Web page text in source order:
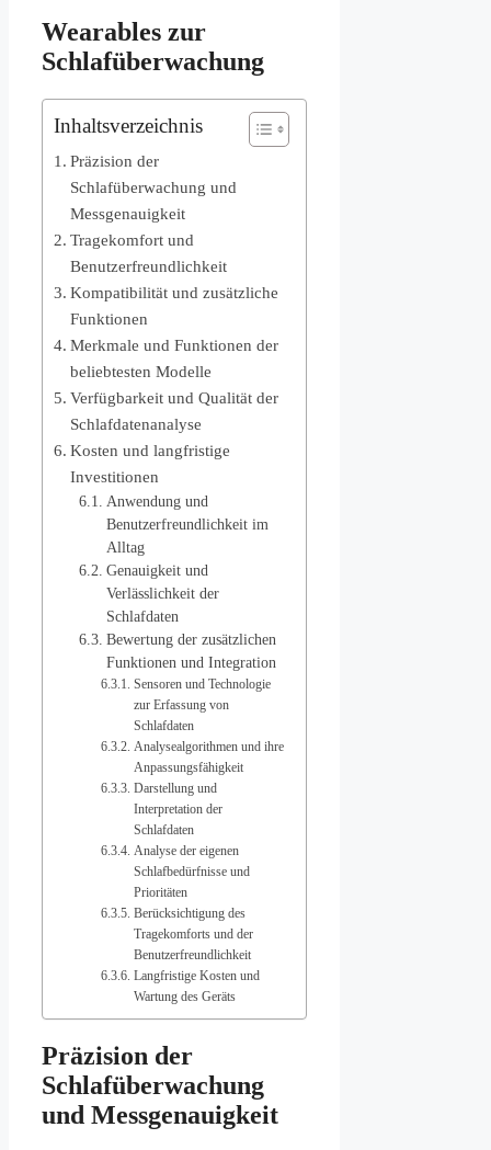
Wearables zur
Schlafüberwachung
Inhaltsverzeichnis
Präzision der
Schlafüberwachung und
Messgenauigkeit
Tragekomfort und
Benutzerfreundlichkeit
Kompatibilität und zusätzliche
Funktionen
Merkmale und Funktionen der
beliebtesten Modelle
Verfügbarkeit und Qualität der
Schlafdatenanalyse
Kosten und langfristige
Investitionen
Anwendung und
Benutzerfreundlichkeit im
Alltag
Genauigkeit und
Verlässlichkeit der
Schlafdaten
Bewertung der zusätzlichen
Funktionen und Integration
Sensoren und Technologie
zur Erfassung von
Schlafdaten
Analysealgorithmen und ihre
Anpassungsfähigkeit
Darstellung und
Interpretation der
Schlafdaten
Analyse der eigenen
Schlafbedürfnisse und
Prioritäten
Berücksichtigung des
Tragekomforts und der
Benutzerfreundlichkeit
Langfristige Kosten und
Wartung des Geräts
Präzision der
Schlafüberwachung
und Messgenauigkeit